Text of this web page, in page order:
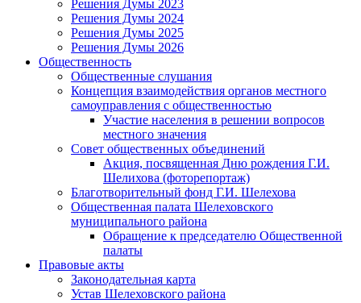
Решения Думы 2023
Решения Думы 2024
Решения Думы 2025
Решения Думы 2026
Общественность
Общественные слушания
Концепция взаимодействия органов местного
самоуправления с общественностью
Участие населения в решении вопросов
местного значения
Совет общественных объединений
Акция, посвященная Дню рождения Г.И.
Шелихова (фоторепортаж)
Благотворительный фонд Г.И. Шелехова
Общественная палата Шелеховского
муниципального района
Обращение к председателю Общественной
палаты
Правовые акты
Законодательная карта
Устав Шелеховского района